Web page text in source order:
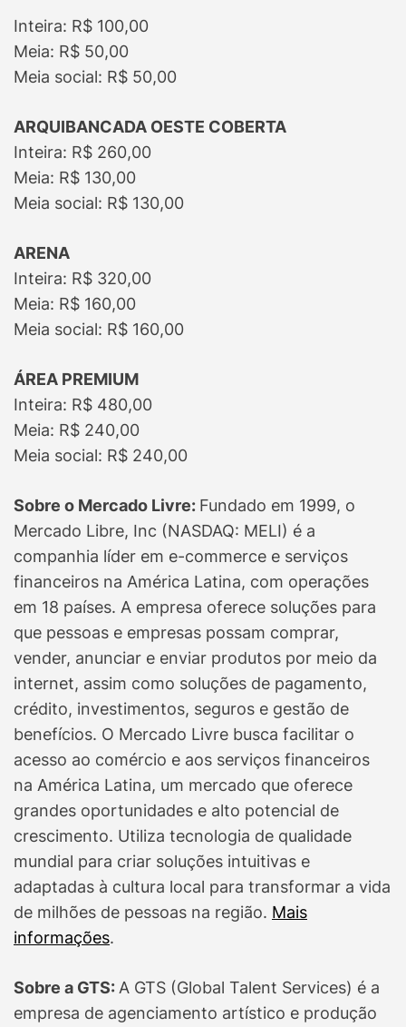
Inteira: R$ 100,00
Meia: R$ 50,00
Meia social: R$ 50,00
ARQUIBANCADA OESTE COBERTA
Inteira: R$ 260,00
Meia: R$ 130,00
Meia social: R$ 130,00
ARENA
Inteira: R$ 320,00
Meia: R$ 160,00
Meia social: R$ 160,00
ÁREA PREMIUM
Inteira: R$ 480,00
Meia: R$ 240,00
Meia social: R$ 240,00
Sobre o Mercado Livre: Fundado em 1999, o
Mercado Libre, Inc (NASDAQ: MELI) é a
companhia líder em e-commerce e serviços
financeiros na América Latina, com operações
em 18 países. A empresa oferece soluções para
que pessoas e empresas possam comprar,
vender, anunciar e enviar produtos por meio da
internet, assim como soluções de pagamento,
crédito, investimentos, seguros e gestão de
benefícios. O Mercado Livre busca facilitar o
acesso ao comércio e aos serviços financeiros
na América Latina, um mercado que oferece
grandes oportunidades e alto potencial de
crescimento. Utiliza tecnologia de qualidade
mundial para criar soluções intuitivas e
adaptadas à cultura local para transformar a vida
de milhões de pessoas na região. Mais
informações.
Sobre a GTS: A GTS (Global Talent Services) é a
empresa de agenciamento artístico e produção